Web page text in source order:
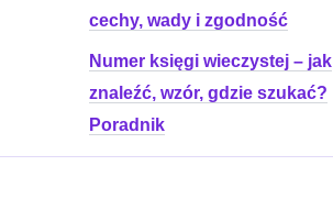
cechy, wady i zgodność
Numer księgi wieczystej – jak
znaleźć, wzór, gdzie szukać?
Poradnik